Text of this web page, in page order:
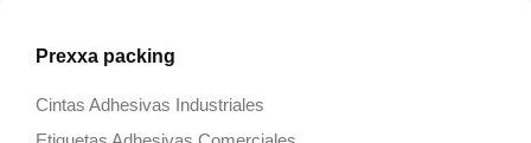
Prexxa packing
Cintas Adhesivas Industriales